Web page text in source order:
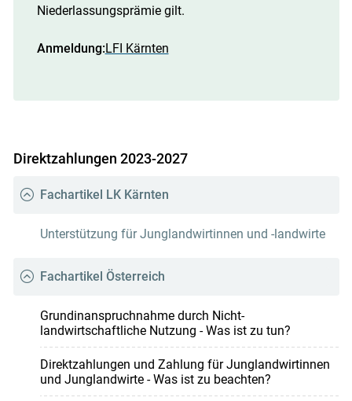
Niederlassungsprämie gilt.
Anmeldung:LFI Kärnten
Direktzahlungen 2023-2027
Fachartikel LK Kärnten
Unterstützung für Junglandwirtinnen und -landwirte
Fachartikel Österreich
Grundinanspruchnahme durch Nicht-
landwirtschaftliche Nutzung - Was ist zu tun?
Direktzahlungen und Zahlung für Junglandwirtinnen
und Junglandwirte - Was ist zu beachten?